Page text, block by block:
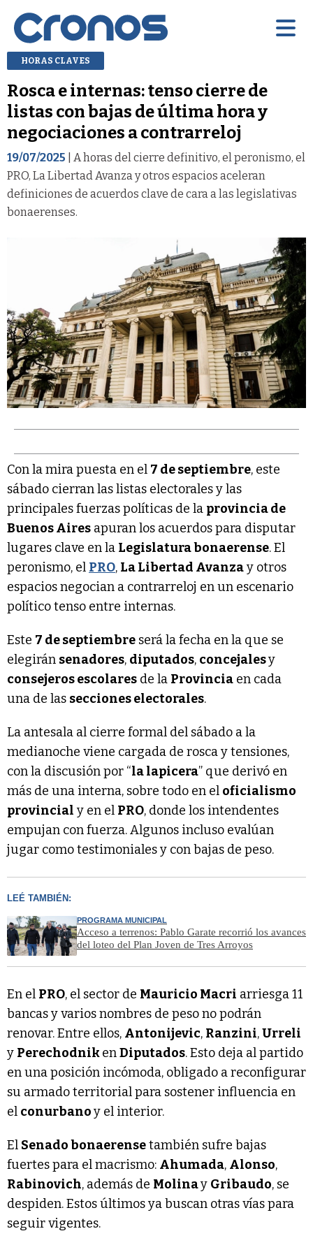
HORAS CLAVES
Rosca e internas: tenso cierre de
listas con bajas de última hora y
negociaciones a contrarreloj
19/07/2025 | A horas del cierre definitivo, el peronismo, el
PRO, La Libertad Avanza y otros espacios aceleran
definiciones de acuerdos clave de cara a las legislativas
bonaerenses.
Con la mira puesta en el 7 de septiembre, este
sábado cierran las listas electorales y las
principales fuerzas políticas de la provincia de
Buenos Aires apuran los acuerdos para disputar
lugares clave en la Legislatura bonaerense. El
peronismo, el PRO, La Libertad Avanzay otros
espacios negocian a contrarreloj en un escenario
político tenso entre internas.
Este 7 de septiembre será la fecha en la que se
elegirán senadores, diputados, concejalesy
consejeros escolares de la Provincia en cada
una de las secciones electorales.
La antesala al cierre formal del sábado a la
medianoche viene cargada de rosca y tensiones,
con la discusión por “la lapicera” que derivó en
más de una interna, sobre todo en el oficialismo
provincial y en el PRO, donde los intendentes
empujan con fuerza. Algunos incluso evalúan
jugar como testimoniales y con bajas de peso.
LEÉ TAMBIÉN:
PROGRAMA MUNICIPAL
Acceso a terrenos: Pablo Garate recorrió los avances
del loteo del Plan Joven de Tres Arroyos
En el PRO, el sector de Mauricio Macri arriesga 11
bancas y varios nombres de peso no podrán
renovar. Entre ellos, Antonijevic, Ranzini,Urreli
y PerechodnikenDiputados. Esto deja al partido
en una posición incómoda, obligado a reconfigurar
su armado territorial para sostener influencia en
el conurbanoy el interior.
El Senado bonaerensetambién sufre bajas
fuertes para el macrismo: Ahumada, Alonso,
Rabinovich, además de Molinay Gribaudo, se
despiden. Estos últimos ya buscan otras vías para
seguir vigentes.